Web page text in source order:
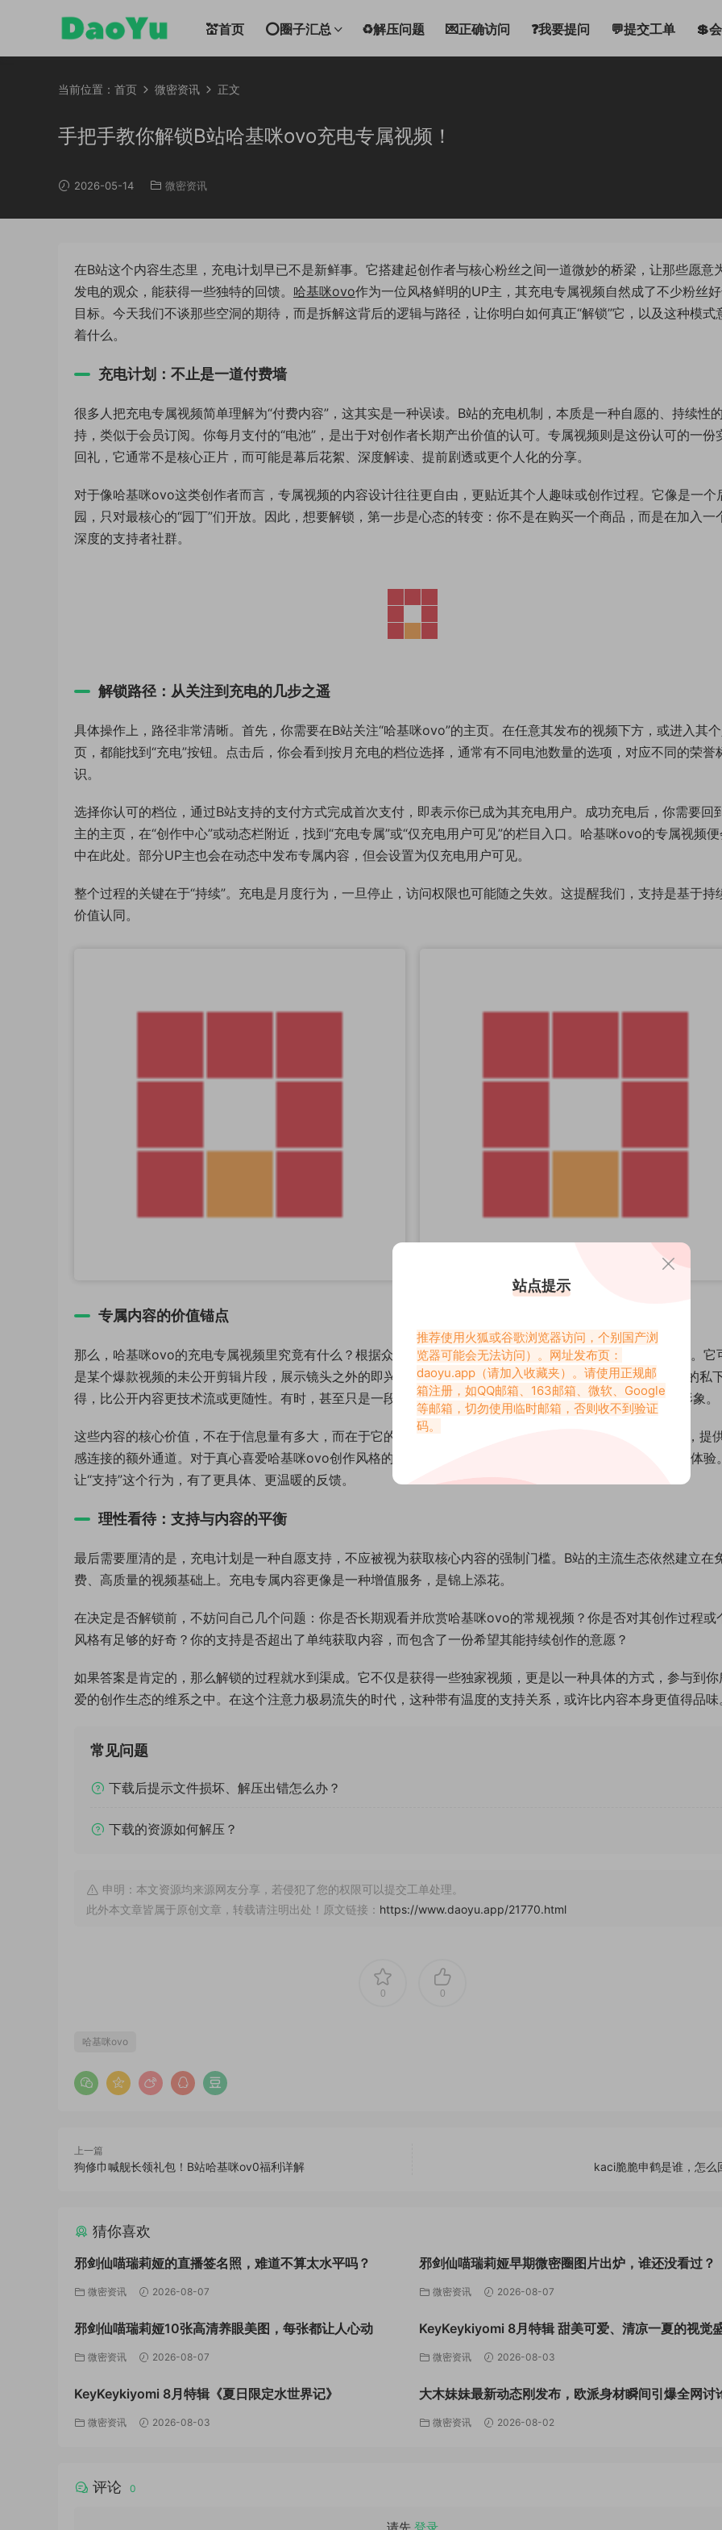
💒首页 ⭕圈子汇总 ♻解压问题 💌正确访问 ❓我要提问 💬提交工单 💲
当前位置： 首页 微密资讯 正文
手把手教你解锁B站哈基咪ovo充电专属视频！
2026-05-14 微密资讯
在B站这个内容生态里，充电计划早已不是新鲜事。它搭建起创作者与核心粉丝之间一道微妙的桥梁，让那些愿意
发电的观众，能获得一些独特的回馈。 哈基咪ovo作为一位风格鲜明的UP主，其充电专属视频自然成了不少粉丝
目标。今天我们不谈那些空洞的期待，而是拆解这背后的逻辑与路径，让你明白如何真正“解锁”它，以及这种模式
着什么。
充电计划：不止是一道付费墙
很多人把充电专属视频简单理解为“付费内容”，这其实是一种误读。B站的充电机制，本质是一种自愿的、持续性
持，类似于会员订阅。你每月支付的“电池”，是出于对创作者长期产出价值的认可。专属视频则是这份认可的一份
回礼，它通常不是核心正片，而可能是幕后花絮、深度解读、提前剧透或更个人化的分享。
对于像哈基咪ovo这类创作者而言，专属视频的内容设计往往更自由，更贴近其个人趣味或创作过程。它像是一个
园，只对最核心的“园丁”们开放。因此，想要解锁，第一步是心态的转变：你不是在购买一个商品，而是在加入一
深度的支持者社群。
解锁路径：从关注到充电的几步之遥
具体操作上，路径非常清晰。首先，你需要在B站关注“哈基咪ovo”的主页。在任意其发布的视频下方，或进入其
页，都能找到“充电”按钮。点击后，你会看到按月充电的档位选择，通常有不同电池数量的选项，对应不同的荣誉
识。
选择你认可的档位，通过B站支持的支付方式完成首次支付，即表示你已成为其充电用户。成功充电后，你需要回
主的主页，在“创作中心”或动态栏附近，找到“充电专属”或“仅充电用户可见”的栏目入口。哈基咪ovo的专属视频
中在此处。部分UP主也会在动态中发布专属内容，但会设置为仅充电用户可见。
整个过程的关键在于“持续”。充电是月度行为，一旦停止，访问权限也可能随之失效。这提醒我们，支持是基于持
价值认同。
专属内容的价值锚点
那么，哈基咪ovo的充电专属视频里究竟有什么？根据众多创作者的普遍模式，我们可以合理推测其内容方向。它
是某个爆款视频的未公开剪辑片段，展示镜头之外的即兴发挥或NG瞬间。也可能是关于视频选题、拍摄技巧的私
得，比公开内容更技术流或更随性。有时，甚至只是一段生活分享，聊聊近况，让粉丝看到更立体的创作者形象。
这些内容的核心价值，不在于信息量有多大，而在于它的“排他性”和“亲近感”。它打破了内容消费的单一维度，提
感连接的额外通道。对于真心喜爱哈基咪ovo创作风格的观众来说，这种近距离的观察本身，就是一种独特的体验
让“支持”这个行为，有了更具体、更温暖的反馈。
理性看待：支持与内容的平衡
最后需要厘清的是，充电计划是一种自愿支持，不应被视为获取核心内容的强制门槛。B站的主流生态依然建立在
费、高质量的视频基础上。充电专属内容更像是一种增值服务，是锦上添花。
在决定是否解锁前，不妨问自己几个问题：你是否长期观看并欣赏哈基咪ovo的常规视频？你是否对其创作过程或
风格有足够的好奇？你的支持是否超出了单纯获取内容，而包含了一份希望其能持续创作的意愿？
如果答案是肯定的，那么解锁的过程就水到渠成。它不仅是获得一些独家视频，更是以一种具体的方式，参与到你
爱的创作生态的维系之中。在这个注意力极易流失的时代，这种带有温度的支持关系，或许比内容本身更值得品味
常见问题
下载后提示文件损坏、解压出错怎么办？
下载的资源如何解压？
申明：本文资源均来源网友分享，若侵犯了您的权限可以提交工单处理。
此外本文章皆属于原创文章，转载请注明出处！原文链接： https://www.daoyu.app/21770.html
0 0
哈基咪ovo
上一篇
狗修巾喊舰长领礼包！B站哈基咪ov0福利详解 kaci脆脆申鹤是谁，怎么
猜你喜欢
邪剑仙喵瑞莉娅的直播签名照，难道不算太水平吗？
微密资讯 2026-08-07
邪剑仙喵瑞莉娅早期微密圈图片出炉，谁还没看过？
微密资讯 2026-08-07
邪剑仙喵瑞莉娅10张高清养眼美图，每张都让人心动
微密资讯 2026-08-07
KeyKeykiyomi 8月特辑 甜美可爱、清凉一夏的视觉
微密资讯 2026-08-03
KeyKeykiyomi 8月特辑《夏日限定水世界记》
微密资讯 2026-08-03
大木妹妹最新动态刚发布，欧派身材瞬间引爆全网讨
微密资讯 2026-08-02
评论 0
站点提示
推荐使用火狐或谷歌浏览器访问，个别国产浏
览器可能会无法访问）。网址发布页：
daoyu.app （请加入收藏夹）。请使用正规邮
箱注册，如QQ邮箱、163邮箱、微软、Google
等邮箱，切勿使用临时邮箱，否则收不到验证
码。